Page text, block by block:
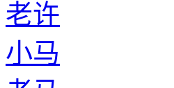
老许
小马